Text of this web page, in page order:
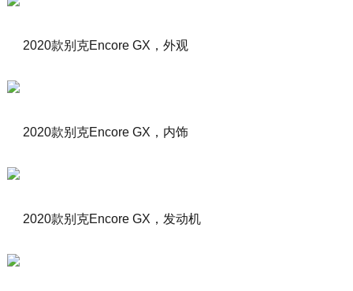
2020款别克Encore GX，外观
2020款别克Encore GX，内饰
2020款别克Encore GX，发动机